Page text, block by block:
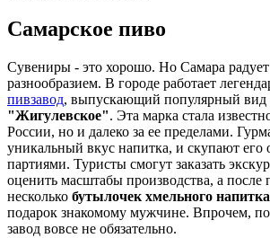
Самарское пиво
Сувениры - это хорошо. Но Самара радует
разнообразием. В городе работает
пивзавод, выпускающий популярный вид
"Жигулевское". Эта марка стала
России, но и далеко за ее пределами.
уникальный вкус напитка, и скупают
партиями. Туристы смогут заказать
оценить масштабы производства, а после
несколько бутылочек хмельного напитка
подарок знакомому мужчине. Впрочем,
завод вовсе не обязательно.